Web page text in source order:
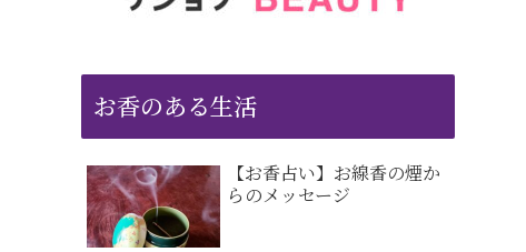
お香のある生活
【お香占い】お線香の煙か
らのメッセージ